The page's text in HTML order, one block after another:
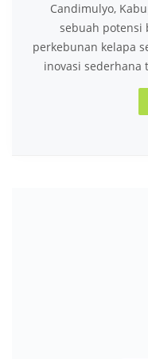
Candimulyo,
sebuah potensi
perkebunan kelapa
inovasi sederhana